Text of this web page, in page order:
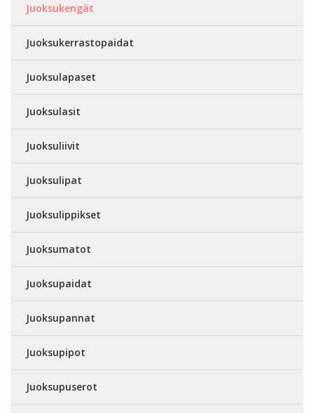
Juoksukengät
Juoksukerrastopaidat
Juoksulapaset
Juoksulasit
Juoksuliivit
Juoksulipat
Juoksulippikset
Juoksumatot
Juoksupaidat
Juoksupannat
Juoksupipot
Juoksupuserot